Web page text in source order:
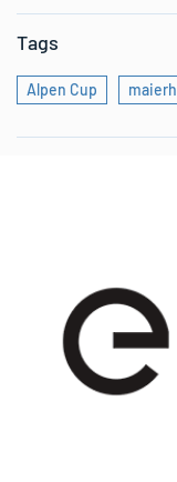
Tags
Alpen Cup